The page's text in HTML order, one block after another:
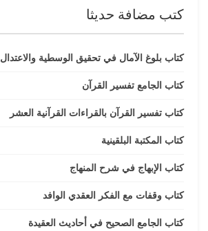
كتب مضافة حديثا
كتاب بلوغ الآمال في تحقيق الوسطية والاعتدال
كتاب الجامع تفسير القرآن
كتاب تفسير القرآن بالقراءات القرآنية العشر
كتاب المكتبة البلقينية
كتاب الإبهاج في شرح المنهاج
كتاب وقفات مع الفكر العقدي الوافد
كتاب الجامع الصحيح في أحاديث العقيدة